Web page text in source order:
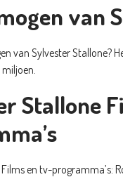
van
van Sylvester Stallone?
Stallone
en tv-programma’s: